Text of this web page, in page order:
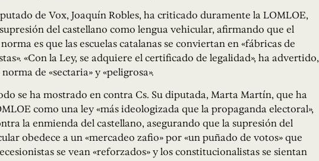
de Vox, Joaquín Robles, ha criticado duramente la LOMLOE,
del castellano como lengua vehicular, afirmando que el
es que las escuelas catalanas se conviertan en «fábricas de
«Con la Ley, se adquiere el certificado de legalidad», ha advertido,
de «sectaria» y «peligrosa».
se ha mostrado en contra Cs. Su diputada, Marta Martín, que ha
como una ley «más ideologizada que la propaganda electoral»,
la enmienda del castellano, asegurando que la supresión del
obedece a un «mercadeo zafio» por «un puñado de votos» que
se vean «reforzados» y los constitucionalistas se sientan